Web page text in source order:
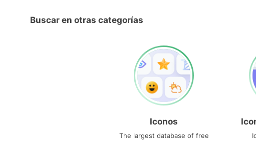
Buscar en otras categorías
Iconos
The largest database of free